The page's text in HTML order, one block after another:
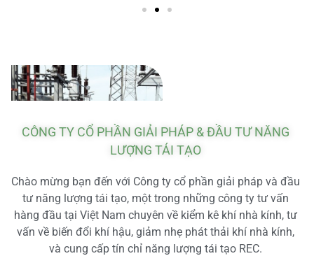
CÔNG TY CỔ PHẦN GIẢI PHÁP & ĐẦU TƯ NĂNG
LƯỢNG TÁI TẠO
Chào mừng bạn đến với Công ty cổ phần giải pháp và đầu
tư năng lượng tái tạo, một trong những công ty tư vấn
hàng đầu tại Việt Nam chuyên về kiểm kê khí nhà kính, tư
vấn về biến đổi khí hậu, giảm nhẹ phát thải khí nhà kính,
và cung cấp tín chỉ năng lượng tái tạo REC.